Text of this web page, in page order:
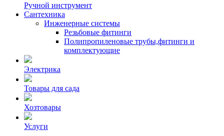
Ручной инструмент
Сантехника
Инженерные системы
Резьбовые фитинги
Полипропиленовые трубы,фитинги и
комплектующие
Электрика
Товары для сада
Хозтовары
Услуги